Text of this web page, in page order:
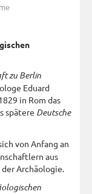
zu Berlin
Eduard
in Rom das
spätere Deutsche
von Anfang an
aus
Archäologie.